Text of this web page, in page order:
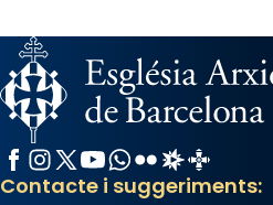
Facebook
Instagram
X / Twitter
YouTube
WhatsApp
FlickrRadio Estel
Contacte i suggeriments: